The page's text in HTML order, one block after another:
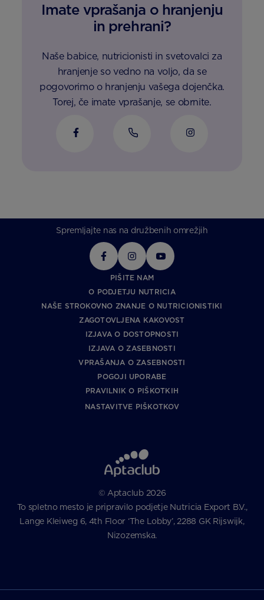
Imate vprašanja o hranjenju
in prehrani?
Naše babice, nutricionisti in svetovalci za
hranjenje so vedno na voljo, da se
pogovorimo o hranjenju vašega dojenčka.
Torej, če imate vprašanje, se obrnite.
Spremljajte nas na družbenih omrežjih
PIŠITE NAM
O PODJETJU NUTRICIA
NAŠE STROKOVNO ZNANJE O NUTRICIONISTIKI
ZAGOTOVLJENA KAKOVOST
IZJAVA O DOSTOPNOSTI
IZJAVA O ZASEBNOSTI
VPRAŠANJA O ZASEBNOSTI
POGOJI UPORABE
PRAVILNIK O PIŠKOTKIH
NASTAVITVE PIŠKOTKOV
© Aptaclub 2026
To spletno mesto je pripravilo podjetje Nutricia Export B.V.,
Lange Kleiweg 6, 4th Floor ‘The Lobby’, 2288 GK Rijswijk,
Nizozemska.